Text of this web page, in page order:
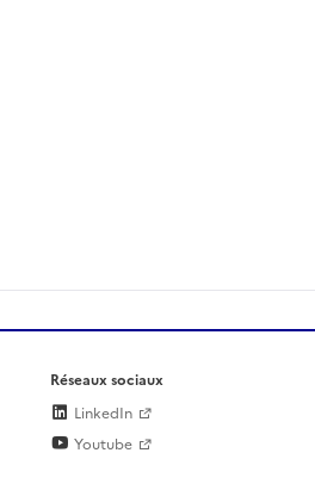
Réseaux sociaux
LinkedIn
Youtube